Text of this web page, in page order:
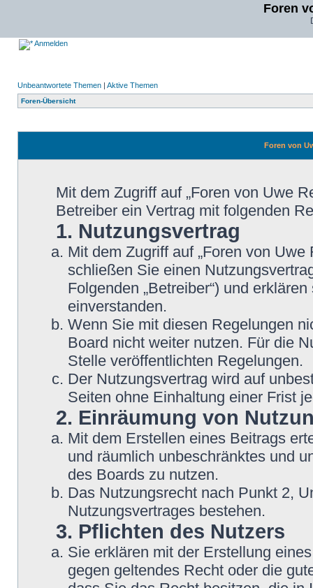
Foren
Anmelden
Unbeantwortete Themen | Aktive Themen
Foren-Übersicht
Foren von
Mit dem Zugriff auf „Foren von Uwe
Betreiber ein Vertrag mit folgenden
1. Nutzungsvertrag
Mit dem Zugriff auf „Foren von Uwe
schließen Sie einen
Folgenden „Betreiber“) und
einverstanden.
Wenn Sie mit diesen Regelungen
Board nicht weiter nutzen. Für die
Stelle veröffentlichten Regelungen.
Der Nutzungsvertrag wird auf
Seiten ohne Einhaltung einer Frist
2. Einräumung von
Mit dem Erstellen eines Beitrags
und räumlich unbeschränktes und
des Boards zu nutzen.
Das Nutzungsrecht nach Punkt 2,
Nutzungsvertrages bestehen.
3. Pflichten des Nutzers
Sie erklären mit der Erstellung
gegen geltendes Recht oder die